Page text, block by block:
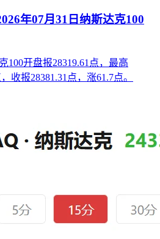
年07月31日纳斯达克100
100开盘报28319.61点，最高
收报28381.31点，涨61.7点。